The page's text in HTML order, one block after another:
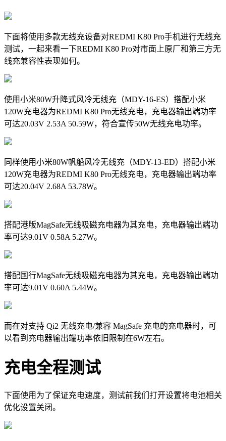
下面将使用多款无线充设备对REDMI K80 Pro手机进行无线充
测试，一起来看一下REDMI K80 Pro对市面上原厂和第三方无
线充兼容性表现如何。
使用小米80W升降式风冷无线充 （MDY-16-ES） 搭配小米
120W充电器为REDMI K80 Pro无线充电，充电器输出端功率
可达20.03V 2.53A 50.59W，符合宣传50W无线充电功率。
同样使用小米80W帆船风冷无线充（MDY-13-ED） 搭配小米
120W充电器为REDMI K80 Pro无线充电，充电器输出端功率
可达20.04V 2.68A 53.78W。
搭配港版MagSafe无线吸磁充电器为其充电，充电器输出端功
率可达9.01V 0.58A 5.27W。
搭配国行MagSafe无线吸磁充电器为其充电，充电器输出端功
率可达9.01V 0.60A 5.44W。
而在对支持 Qi2 无线充电/兼容 MagSafe 充电的充电器时，可
以看到充电器输出端功率依旧限制在6W左右。
充电全程测试
下面使用为了保证充电速度，测试前我们打开设置将电池相关
优化设置关闭。